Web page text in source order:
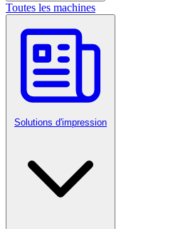
Toutes les machines
Solutions d'impression